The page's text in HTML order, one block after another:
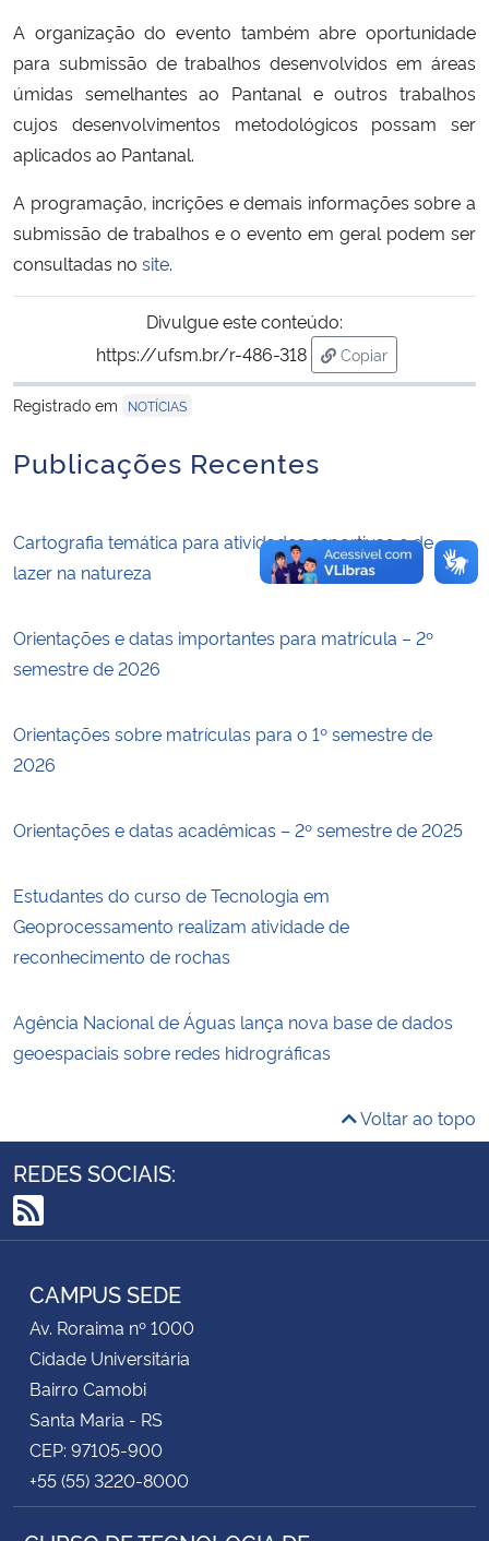
Ministério da Mulher, da Família e dos Direitos Humanos
Secretaria-Geral
Gabinete de Segurança Institucional
Advocacia-Geral da União
Banco Central do Brasil
Planalto
A organização do evento também abre oportunidade
para submissão de trabalhos desenvolvidos em áreas
úmidas semelhantes ao Pantanal e outros trabalhos
cujos desenvolvimentos metodológicos possam ser
aplicados ao Pantanal.
A programação, incrições e demais informações sobre a
submissão de trabalhos e o evento em geral podem ser
consultadas no site.
Divulgue este conteúdo:
https://ufsm.br/r-486-318
Copiar
para área de
Registrado em
NOTÍCIAS
Publicações Recentes
Cartografia temática para atividades esportivas e de
lazer na natureza
Orientações e datas importantes para matrícula – 2º
semestre de 2026
Orientações sobre matrículas para o 1º semestre de
2026
Orientações e datas acadêmicas – 2º semestre de 2025
Estudantes do curso de Tecnologia em
Geoprocessamento realizam atividade de
reconhecimento de rochas
Agência Nacional de Águas lança nova base de dados
geoespaciais sobre redes hidrográficas
Voltar ao topo
REDES SOCIAIS:
RSS
CAMPUS SEDE
Av. Roraima nº 1000
Cidade Universitária
Bairro Camobi
Santa Maria - RS
CEP: 97105-900
+55 (55) 3220-8000